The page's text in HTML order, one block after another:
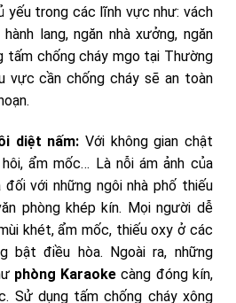
yếu trong các lĩnh vực như: vách
lang, ngăn nhà xưởng, ngăn
tấm chống cháy mgo tại Thường
vực cần chống cháy sẽ an toàn
diệt nấm: Với không gian chật
ẩm mốc… Là nỗi ám ảnh của
với những ngôi nhà phố thiếu
phòng khép kín. Mọi người dễ
khét, ẩm mốc, thiếu oxy ở các
bật điều hòa. Ngoài ra, những
phòng Karaokecàng đóng kín,
Sử dụng tấm chống cháy xông